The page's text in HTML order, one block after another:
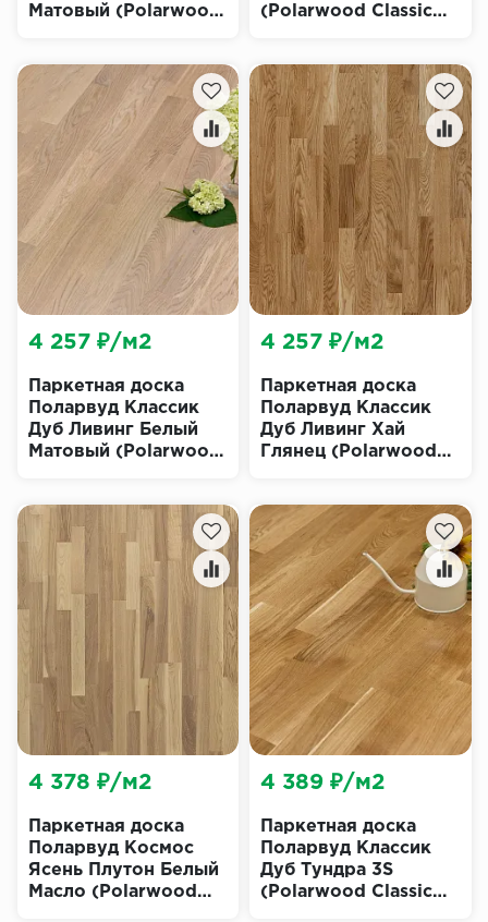
Матовый (Polarwood
(Polarwood Classic
Паркетная доска
Поларвуд Классик
Дуб Ливинг Белый
Матовый (Polarwood
4 257 ₽/м2
Паркетная доска
Поларвуд Классик
Дуб Ливинг Хай
Глянец (Polarwood
4 257 ₽/м2
Паркетная доска
Поларвуд Космос
Ясень Плутон Белый
Масло (Polarwood
4 378 ₽/м2
Паркетная доска
Поларвуд Классик
Дуб Тундра 3S
(Polarwood Classic
4 389 ₽/м2